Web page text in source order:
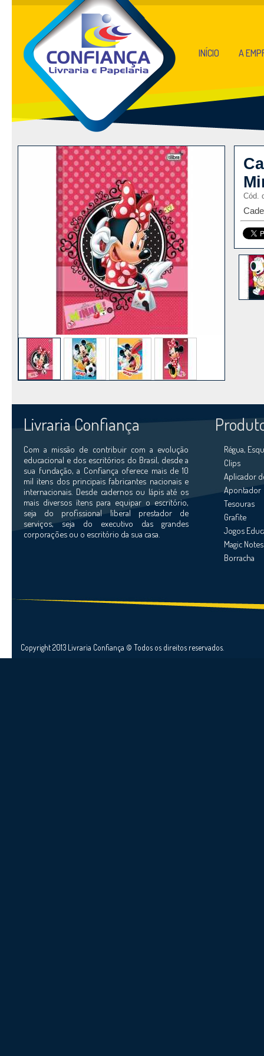
INÍCIO A
Cód.
Livraria Confiança
Com a missão de contribuir com a evolução
educacional e dos escritórios do Brasil, desde a
sua fundação, a Confiança oferece mais de 10
mil itens dos principais fabricantes nacionais e
internacionais. Desde cadernos ou lápis até os
mais diversos ítens para equipar o escritório,
seja do profissional liberal prestador de
serviços, seja do executivo das grandes
corporações ou o escritório da sua casa.
Régua,
Clips
Aplicador
Apontador
Tesouras
Grafite
Jogos
Magic Notes
Borracha
Copyright 2013 Livraria Confiança © Todos os direitos reservados.